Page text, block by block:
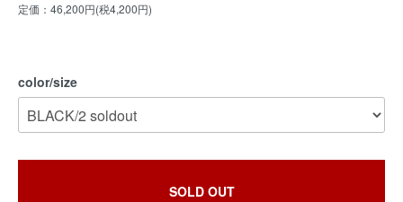
定価：46,200円(税4,200円)
color/size
SOLD OUT